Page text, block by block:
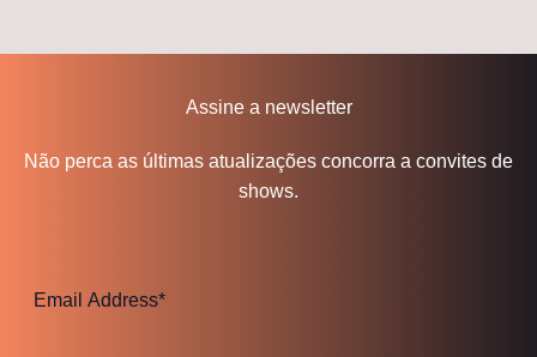
Assine a newsletter
Não perca as últimas atualizações concorra a convites de
shows.